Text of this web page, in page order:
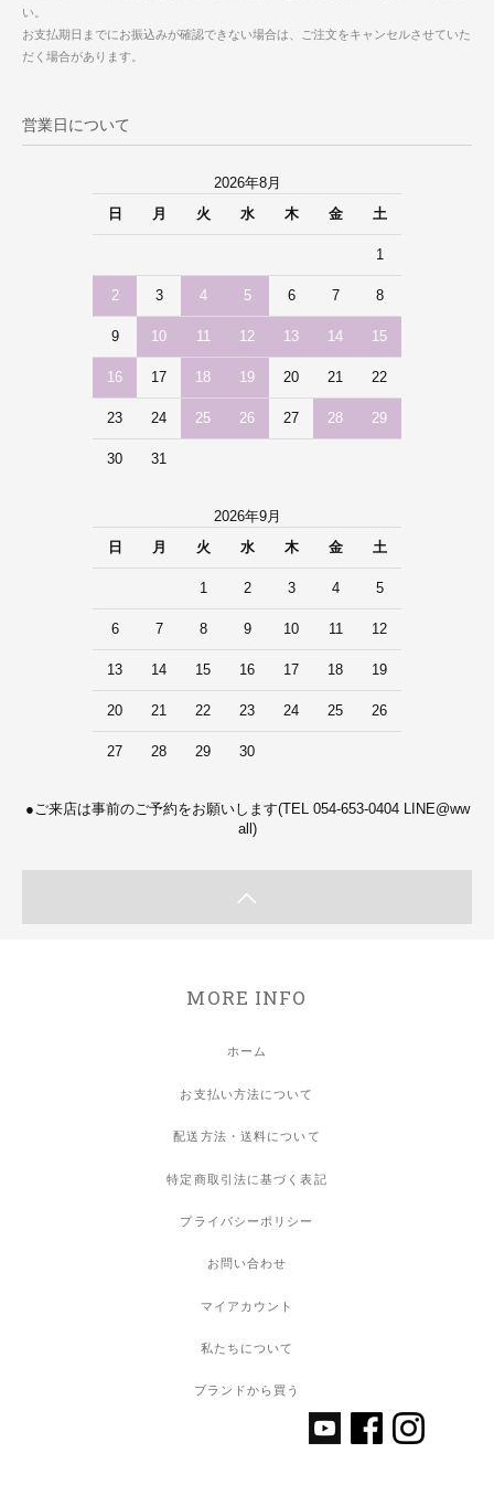
い。
お支払期日までにお振込みが確認できない場合は、ご注文をキャンセルさせていた
だく場合があります。
営業日について
2026年8月
日
月 火 水 木 金 土
1
2 3 4 5 6 7 8
9 10 11 12 13 14 15
16 17 18 19 20 21 22
23 24 25 26 27 28 29
30 31
2026年9月
日
月 火 水 木 金 土
1 2 3 4 5
6 7 8 9 10 11 12
13 14 15 16 17 18 19
20 21 22 23 24 25 26
27 28 29 30
●ご来店は事前のご予約をお願いします(TEL 054-653-0404 LINE@ww
all)
MORE INFO
ホーム
お支払い方法について
配送方法・送料について
特定商取引法に基づく表記
プライバシーポリシー
お問い合わせ
マイアカウント
私たちについて
ブランドから買う